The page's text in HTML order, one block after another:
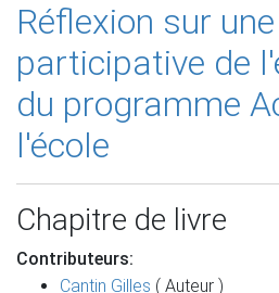
Réflexion sur
participative de
du programme
l'école
Chapitre de livre
Contributeurs:
Cantin Gilles ( Auteur )